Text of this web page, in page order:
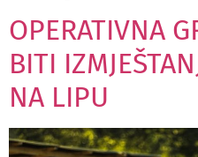
OPERATIVNA
BITI
NA LIPU